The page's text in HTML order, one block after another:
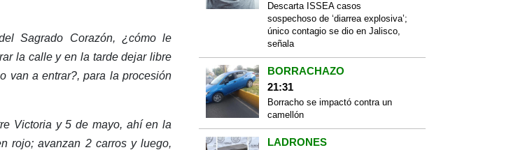
Sagrado Corazón, ¿cómo le
la calle y en la tarde dejar libre
van a entrar?, para la procesión
Victoria y 5 de mayo, ahí en la
rojo; avanzan 2 carros y luego,
Descarta ISSEA casos
sospechoso de ‘diarrea explosiva’;
único contagio se dio en Jalisco,
señala
BORRACHAZO
21:31
Borracho se impactó contra un
camellón
LADRONES